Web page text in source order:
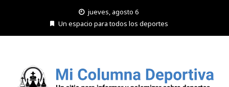
jueves, agosto 6
Un espacio para todos los deportes